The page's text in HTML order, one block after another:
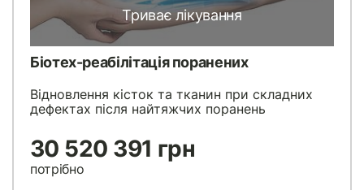
Триває лікування
Біотех-реабілітація поранених
Відновлення кісток та тканин при складних
дефектах після найтяжчих поранень
30 520 391 грн
потрібно